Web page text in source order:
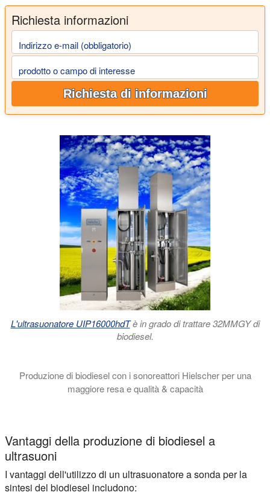
Richiesta informazioni
Indirizzo e-mail (obbligatorio)
prodotto o campo di interesse
Richiesta di informazioni
L'ultrasuonatore UIP16000hdTè in grado di trattare 32MMGY di
biodiesel.
Produzione di biodiesel con i sonoreattori Hielscher per una
maggiore resa e qualità & capacità
Vantaggi della produzione di biodiesel a
ultrasuoni
I vantaggi dell'utilizzo di un ultrasuonatore a sonda per la
sintesi del biodiesel includono: